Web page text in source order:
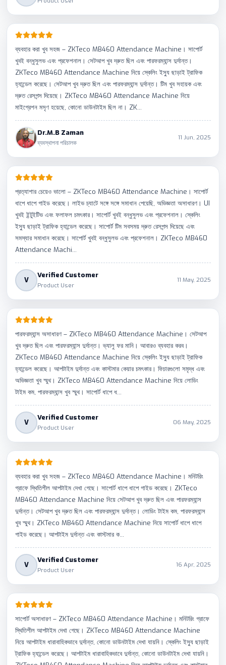
ব্যবহার করা খুব সহজ – ZKTeco MB460 Attendance Machine। সাপোর্ট
খুবই বন্ধুসুলভ এবং প্রফেশনাল। সেটআপ খুব দ্রুত ছিল এবং পারফরম্যান্স দুর্দান্ত।
ZKTeco MB460 Attendance Machine নিয়ে স্কেলিং ইস্যু ছাড়াই ট্রাফিক
হ্যান্ডেল করেছে। সেটআপ খুব দ্রুত ছিল এবং পারফরম্যান্স দুর্দান্ত। টিম খুব সহায়ক এবং
দ্রুত রেসপন্স দিয়েছে। ZKTeco MB460 Attendance Machine নিয়ে
মাইগ্রেশন মসৃণ হয়েছে, কোনো ডাউনটাইম ছিল না। ZK...
Dr.M.B Zaman
ব্যবস্থাপনা পরিচালক
11 Jun, 2025
প্রত্যাশার চেয়েও ভালো – ZKTeco MB460 Attendance Machine। সাপোর্ট
ধাপে ধাপে গাইড করেছে। লাইভ চ্যাটে সঙ্গে সঙ্গে সমাধান পেয়েছি, অভিজ্ঞতা অসাধারণ। UI
খুবই ইন্টুইটিভ এবং ফলাফল চমৎকার। সাপোর্ট খুবই বন্ধুসুলভ এবং প্রফেশনাল। স্কেলিং
ইস্যু ছাড়াই ট্রাফিক হ্যান্ডেল করেছে। সাপোর্ট টিম সবসময় দ্রুত রেসপন্স দিয়েছে এবং
সমস্যার সমাধান করেছে। সাপোর্ট খুবই বন্ধুসুলভ এবং প্রফেশনাল। ZKTeco MB460
Attendance Machi...
V
Verified Customer
Product User
11 May, 2025
পারফরম্যান্স অসাধারণ – ZKTeco MB460 Attendance Machine। সেটআপ
খুব দ্রুত ছিল এবং পারফরম্যান্স দুর্দান্ত। ভ্যালু ফর মানি। আবারও ব্যবহার করব।
ZKTeco MB460 Attendance Machine নিয়ে স্কেলিং ইস্যু ছাড়াই ট্রাফিক
হ্যান্ডেল করেছে। আপটাইম দুর্দান্ত এবং কাস্টমার কেয়ার চমৎকার। ফিচারগুলো সমৃদ্ধ এবং
অভিজ্ঞতা খুব স্মুথ। ZKTeco MB460 Attendance Machine নিয়ে লোডিং
টাইম কম, পারফরম্যান্স খুব স্মুথ। সাপোর্ট ধাপে ধ...
V
Verified Customer
Product User
06 May, 2025
ব্যবহার করা খুব সহজ – ZKTeco MB460 Attendance Machine। মনিটরিং
গ্রাফে স্থিতিশীল আপটাইম দেখা গেছে। সাপোর্ট ধাপে ধাপে গাইড করেছে। ZKTeco
MB460 Attendance Machine নিয়ে সেটআপ খুব দ্রুত ছিল এবং পারফরম্যান্স
দুর্দান্ত। সেটআপ খুব দ্রুত ছিল এবং পারফরম্যান্স দুর্দান্ত। লোডিং টাইম কম, পারফরম্যান্স
খুব স্মুথ। ZKTeco MB460 Attendance Machine নিয়ে সাপোর্ট ধাপে ধাপে
গাইড করেছে। আপটাইম দুর্দান্ত এবং কাস্টমার ক...
V
Verified Customer
Product User
16 Apr, 2025
সাপোর্ট অসাধারণ – ZKTeco MB460 Attendance Machine। মনিটরিং গ্রাফে
স্থিতিশীল আপটাইম দেখা গেছে। ZKTeco MB460 Attendance Machine
নিয়ে আপটাইম ধারাবাহিকভাবে দুর্দান্ত, কোনো ডাউনটাইম দেখা যায়নি। স্কেলিং ইস্যু ছাড়াই
ট্রাফিক হ্যান্ডেল করেছে। আপটাইম ধারাবাহিকভাবে দুর্দান্ত, কোনো ডাউনটাইম দেখা যায়নি।